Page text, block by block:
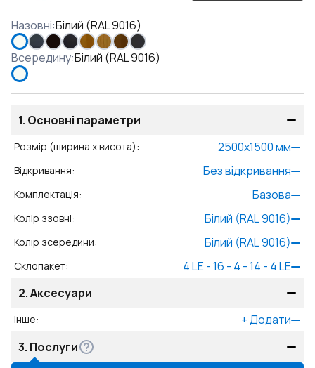
Назовні:Білий (RAL 9016)
Всередину:Білий (RAL 9016)
1. Основні параметри
Розмір (ширина x висота): 2500x1500мм
Відкривання: Без відкривання
Комплектація: Базова
Колір ззовні: Білий (RAL 9016)
Колір зсередини: Білий (RAL 9016)
Склопакет:
4 LE - 16 - 4 - 14 - 4 LE
2.Аксесуари
Інше: +Додати
3. Послуги